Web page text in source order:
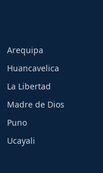
Arequipa
Huancavelica
La Libertad
Madre de Dios
Puno
Ucayali